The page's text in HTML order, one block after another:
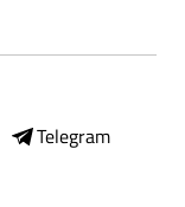
Telegram